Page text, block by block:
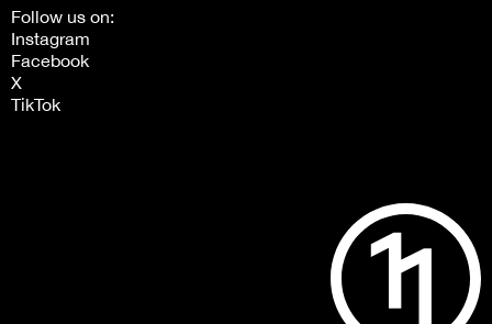
Follow us on:
Instagram
Facebook
X
TikTok